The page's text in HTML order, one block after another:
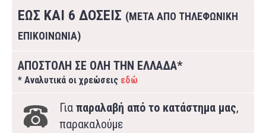
ΕΩΣ ΚΑΙ 6 ΔΟΣΕΙΣ (ΜΕΤΑ ΑΠΟ ΤΗΛΕΦΩΝΙΚΗ
ΕΠΙΚΟΙΝΩΝΙΑ)
ΑΠΟΣΤΟΛΗ ΣΕ ΟΛΗ ΤΗΝ ΕΛΛΑΔΑ*
* Αναλυτικά οι χρεώσεις εδώ
Για παραλαβή από το κατάστημα μας,
παρακαλούμε